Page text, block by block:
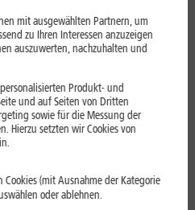
langer
Diese Modelle
lange
mit ausgewählten Partnern, um
zu Ihren Interessen anzuzeigen
auszuwerten, nachzuhalten und
Produkt- und
und auf Seiten von Dritten
sowie für die Messung der
Hierzu setzten wir Cookies von
(mit Ausnahme der Kategorie
oder ablehnen.